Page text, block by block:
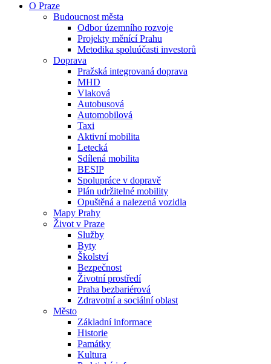
O Praze
Budoucnost města
Odbor územního rozvoje
Projekty měnící Prahu
Metodika spoluúčasti investorů
Doprava
Pražská integrovaná doprava
MHD
Vlaková
Autobusová
Automobilová
Taxi
Aktivní mobilita
Letecká
Sdílená mobilita
BESIP
Spolupráce v dopravě
Plán udržitelné mobility
Opuštěná a nalezená vozidla
Mapy Prahy
Život v Praze
Služby
Byty
Školství
Bezpečnost
Životní prostředí
Praha bezbariérová
Zdravotní a sociální oblast
Město
Základní informace
Historie
Památky
Kultura